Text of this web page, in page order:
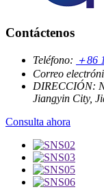
Contáctenos
Teléfono: ＋86
Correo
DIRECCIÓN:
Jiangyin City,
Consulta ahora